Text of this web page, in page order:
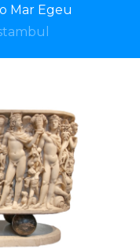
Mar Egeu